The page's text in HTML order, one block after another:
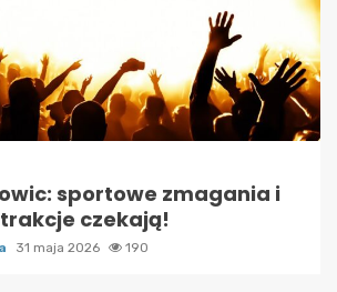
sportowe zmagania i
czekają!
31 maja 2026 190